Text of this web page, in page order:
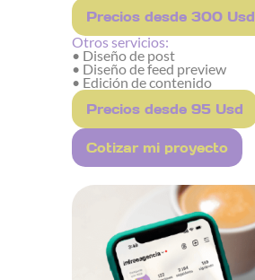
Precios desde 300 Usd
Otros servicios:
• Diseño de post
• Diseño de feed preview
• Edición de contenido
Precios desde 95 Usd
Cotizar mi proyecto